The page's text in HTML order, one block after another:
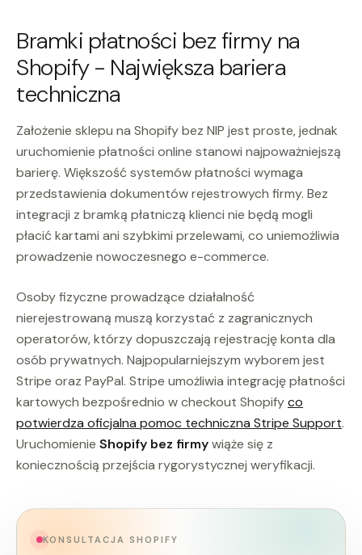
Bramki płatności bez firmy na
Shopify - Największa bariera
techniczna
Założenie sklepu na Shopify bez NIP jest proste, jednak
uruchomienie płatności online stanowi najpoważniejszą
barierę. Większość systemów płatności wymaga
przedstawienia dokumentów rejestrowych firmy. Bez
integracji z bramką płatniczą klienci nie będą mogli
płacić kartami ani szybkimi przelewami, co uniemożliwia
prowadzenie nowoczesnego e-commerce.
Osoby fizyczne prowadzące działalność
nierejestrowaną muszą korzystać z zagranicznych
operatorów, którzy dopuszczają rejestrację konta dla
osób prywatnych. Najpopularniejszym wyborem jest
Stripe oraz PayPal. Stripe umożliwia integrację płatności
kartowych bezpośrednio w checkout Shopifyco
potwierdza oficjalna pomoc techniczna Stripe Support.
Uruchomienie Shopify bez firmywiąże się z
koniecznością przejścia rygorystycznej weryfikacji.
KONSULTACJA SHOPIFY